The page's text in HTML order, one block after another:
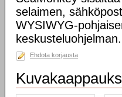
selaimen,
WYSIWYG-
keskusteluohjelman.
Ehdota korjausta